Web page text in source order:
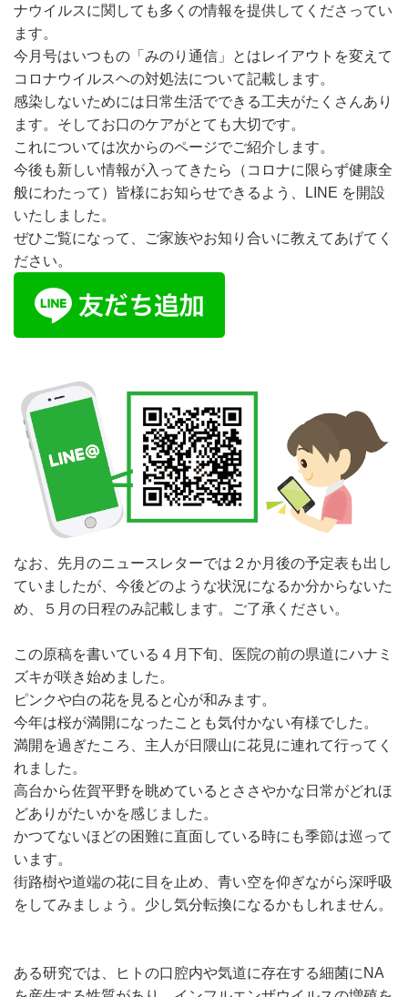
ナウイルスに関しても多くの情報を提供してくださってい
ます。
今月号はいつもの「みのり通信」とはレイアウトを変えて
コロナウイルスヘの対処法について記載します。
感染しないためには日常生活でできる工夫がたくさんあり
ます。そしてお口のケアがとても大切です。
これについては次からのページでご紹介します。
今後も新しい情報が入ってきたら（コロナに限らず健康全
般にわたって）皆様にお知らせできるよう、LINE を開設
いたしました。
ぜひご覧になって、ご家族やお知り合いに教えてあげてく
ださい。
なお、先月のニュースレターでは２か月後の予定表も出し
ていましたが、今後どのような状況になるか分からないた
め、５月の日程のみ記載します。ご了承ください。
この原稿を書いている４月下旬、医院の前の県道にハナミ
ズキが咲き始めました。
ピンクや白の花を見ると心が和みます。
今年は桜が満開になったことも気付かない有様でした。
満開を過ぎたころ、主人が日隈山に花見に連れて行ってく
れました。
高台から佐賀平野を眺めているとささやかな日常がどれほ
どありがたいかを感じました。
かつてないほどの困難に直面している時にも季節は巡って
います。
街路樹や道端の花に目を止め、青い空を仰ぎながら深呼吸
をしてみましょう。少し気分転換になるかもしれません。
ある研究では、ヒトの口腔内や気道に存在する細菌にNA